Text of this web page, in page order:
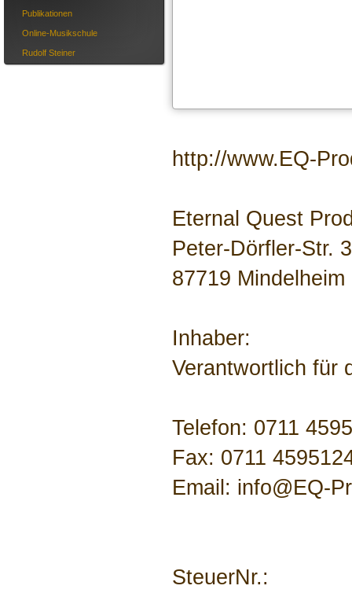
Publikationen
Online-Musikschule
Rudolf Steiner
http://www.EQ-
Eternal Quest
Peter-Dörfler-Str. 3
87719 Mindelheim
Inhaber:
Verantwortlich für
Telefon: 0711
Fax: 0711
Email: info@EQ-
SteuerNr.: